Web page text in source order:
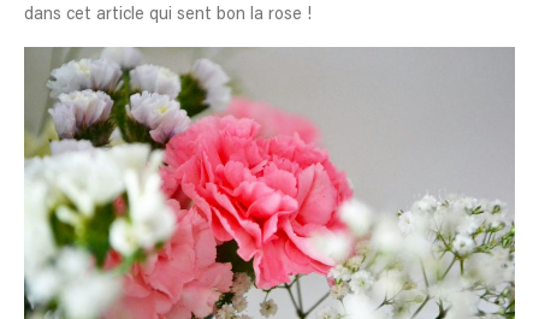
dans cet article qui sent bon la rose !